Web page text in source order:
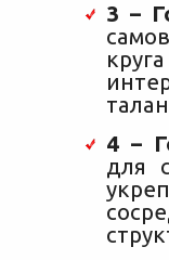
3 –
4 –
для